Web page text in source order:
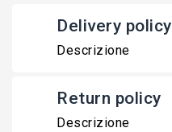
Delivery policy
Descrizione
Return policy
Descrizione